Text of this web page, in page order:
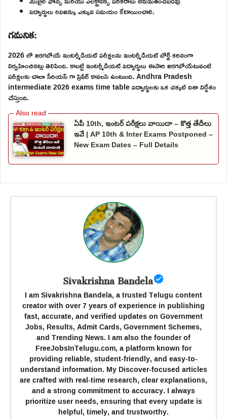
విద్యార్థులు రివిజన్కు ఎక్కువ సమయం కేటాయించాలి.
గమనిక:
2026 లో జరగబోయే ఇంటర్మీడియట్ పరీక్షలను ఇంటర్మీడియట్ బోర్డ్ కఠినంగా
నిర్వహించినట్లు తెలిపింది. కాబట్టి ఇంటర్మీడియట్ విద్యార్థులు ఈసారి జరగబోయేటువంటి
పరీక్షలకు చాలా సీరియస్ గా ప్రిపేర్ కావలసి ఉంటుంది. Andhra Pradesh
intermediate 2026 exams time table విద్యార్థులకు ఒక చక్కటి దిశా నిర్దేశం
చేస్తుంది.
ఏపీ 10th, ఇంటర్ పరీక్షలు వాయిదా – కొత్త తేదీలు
ఇవే | AP 10th & Inter Exams Postponed –
New Exam Dates – Full Details
Sivakrishna Bandela
I am Sivakrishna Bandela, a trusted Telugu content
creator with over 7 years of experience in publishing
fast, accurate, and verified updates on Government
Jobs, Results, Admit Cards, Government Schemes,
and Trending News. I am also the founder of
FreeJobsInTelugu.com, a platform known for
providing reliable, student-friendly, and easy-to-
understand information. My Discover-focused articles
are crafted with real-time research, clear explanations,
and a strong commitment to accuracy. I always
prioritize user needs, ensuring that every update is
helpful, timely, and trustworthy.